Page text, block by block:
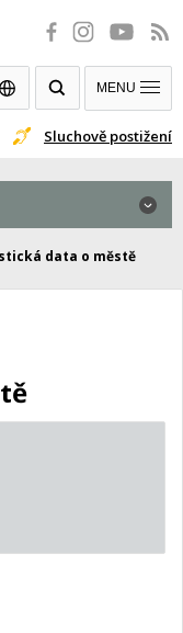
Sluchově postižení
MENU
data o městě